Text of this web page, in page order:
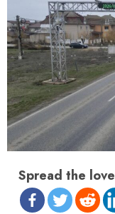
Spread the love